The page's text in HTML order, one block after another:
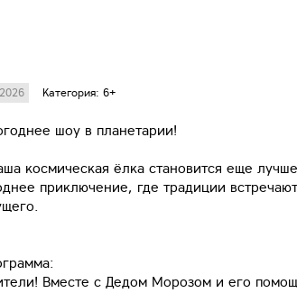
Категория: 6+
шоу в планетарии!
космическая ёлка становится еще
приключение, где традиции
Вместе с Дедом Морозом и его